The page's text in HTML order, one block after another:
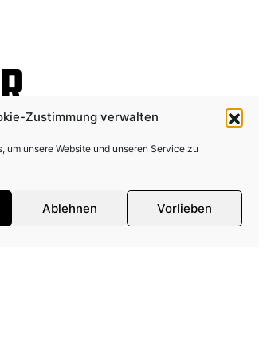
Zustimmung verwalten
um unsere Website und unseren Service zu
Ablehnen Vorlieben